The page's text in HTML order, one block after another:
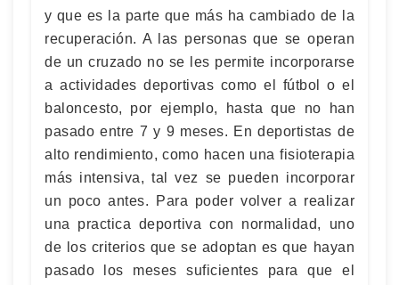
y que es la parte que más ha cambiado de la
recuperación. A las personas que se operan
de un cruzado no se les permite incorporarse
a actividades deportivas como el fútbol o el
baloncesto, por ejemplo, hasta que no han
pasado entre 7 y 9 meses. En deportistas de
alto rendimiento, como hacen una fisioterapia
más intensiva, tal vez se pueden incorporar
un poco antes. Para poder volver a realizar
una practica deportiva con normalidad, uno
de los criterios que se adoptan es que hayan
pasado los meses suficientes para que el